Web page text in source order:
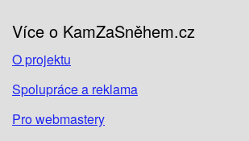
Více o KamZaSněhem.cz
O projektu
Spolupráce a reklama
Pro webmastery